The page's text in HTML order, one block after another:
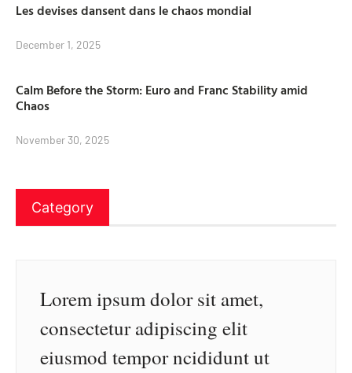
Les devises dansent dans le chaos mondial
December 1, 2025
Calm Before the Storm: Euro and Franc Stability amid
Chaos
November 30, 2025
Category
Lorem ipsum dolor sit amet,
consectetur adipiscing elit
eiusmod tempor ncididunt ut